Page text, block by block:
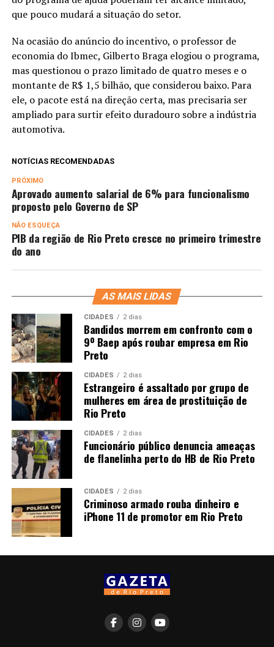
que pouco mudará a situação do setor.
Na ocasião do anúncio do incentivo, o professor de
economia do Ibmec, Gilberto Braga elogiou o programa,
mas questionou o prazo limitado de quatro meses e o
montante de R$ 1,5 bilhão, que considerou baixo. Para
ele, o pacote está na direção certa, mas precisaria ser
ampliado para surtir efeito duradouro sobre a indústria
automotiva.
NOTÍCIAS RECOMENDADAS
PRÓXIMO
Aprovado aumento salarial de 6% para funcionalismo
proposto pelo Governo de SP
NÃO ESQUEÇA
PIB da região de Rio Preto cresce no primeiro trimestre
do ano
AS MAIS LIDAS
CIDADES 2 dias
Bandidos morrem em confronto com o
9º Baep após roubar empresa em Rio
Preto
CIDADES 2 dias
Estrangeiro é assaltado por grupo de
mulheres em área de prostituição de
Rio Preto
CIDADES 2 dias
Funcionário público denuncia ameaças
de flanelinha perto do HB de Rio Preto
CIDADES 2 dias
Criminoso armado rouba dinheiro e
iPhone 11 de promotor em Rio Preto